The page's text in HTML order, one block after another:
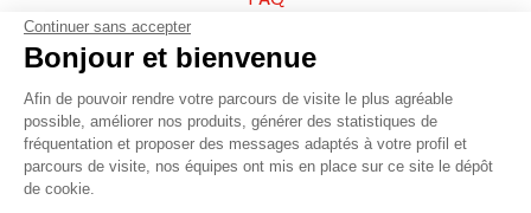
Vendez vos produits
Plan du site
Continuer sans accepter
Bonjour et bienvenue
Afin de pouvoir rendre votre parcours de visite le plus agréable
possible, améliorer nos produits, générer des statistiques de
fréquentation et proposer des messages adaptés à votre profil et
parcours de visite, nos équipes ont mis en place sur ce site le dépôt
de cookie.